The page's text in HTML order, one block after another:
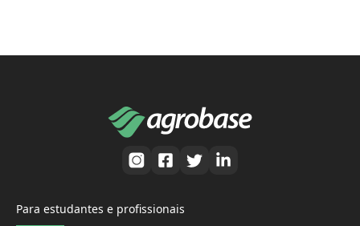
Para estudantes e profissionais